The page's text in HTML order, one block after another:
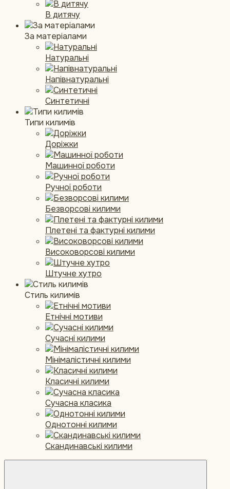
В дитячу
За матеріалами
Натуральні
Напівнатуральні
Синтетичні
Типи килимів
Доріжки
Машинної роботи
Ручної роботи
Безворсові килими
Плетені та фактурні килими
Високоворсові килими
Штучне хутро
Стиль килимів
Етнічні мотиви
Сучасні килими
Мінімалістичні килими
Класичні килими
Сучасна класика
Однотонні килими
Скандинавські килими